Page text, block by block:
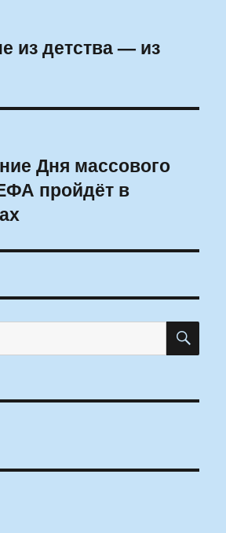
из детства — из
Дня массового
пройдёт в